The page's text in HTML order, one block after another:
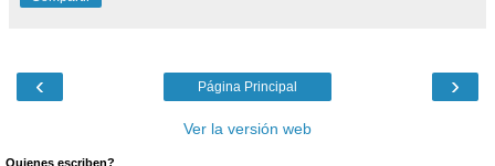
‹ ›
Página Principal
Ver la versión web
Quienes escriben?